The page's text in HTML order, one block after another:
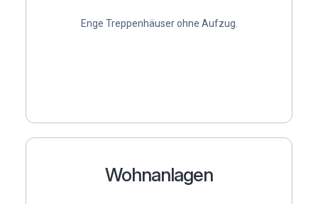
Enge Treppenhäuser ohne Aufzug.
Wohnanlagen